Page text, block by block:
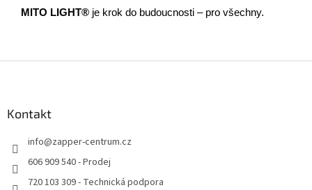
MITO LIGHT® je krok do budoucnosti – pro všechny.
Kontakt
info@zapper-centrum.cz
606 909 540 - Prodej
720 103 309 - Technická podpora